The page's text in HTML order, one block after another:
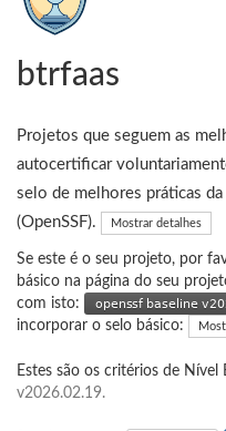
btrfaas
Projetos que seguem as
autocertificar
selo de melhores práticas
(OpenSSF).
Mostrar detalhes
Se este é o seu projeto, por
básico na página do seu
com isto:
incorporar o selo básico:
Estes são os critérios de Nível
v2026.02.19.